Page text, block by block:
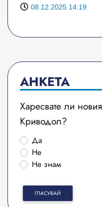
08.12.2025 14:19
АНКЕТА
Харесвате ли
Криводол?
Да
Не
Не знам
ГЛАСУВАЙ